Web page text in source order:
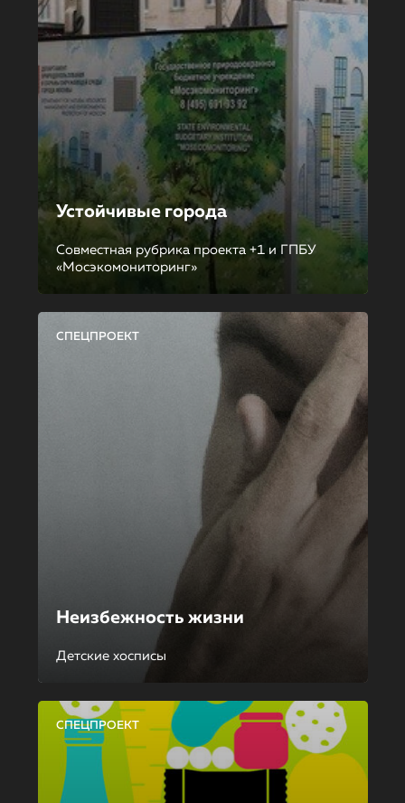
Устойчивые города
Совместная рубрика проекта +1 и ГПБУ
«Мосэкомониторинг»
СПЕЦПРОЕКТ
Неизбежность жизни
Детские хосписы
СПЕЦПРОЕКТ